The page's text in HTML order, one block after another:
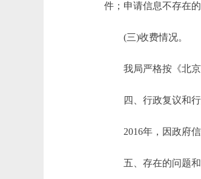
件；申请信息不存在
(三)收费情况。
我局严格按《北京
四、行政复议和行
2016年，因政府信
五、存在的问题和